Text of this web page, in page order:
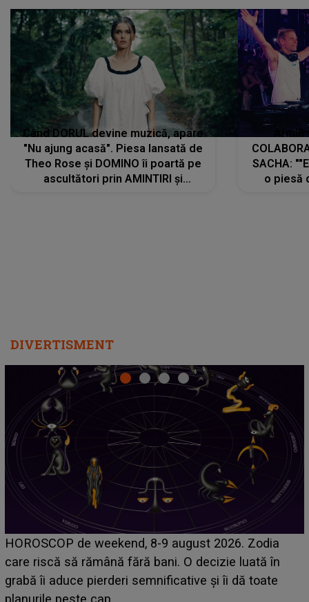
Când DORUL devine muzică, apare
"Nu ajung acasă". Piesa lansată de
Theo Rose și DOMINO îi poartă pe
ascultători prin AMINTIRI și
SACHA:
o piesă
DIVERTISMENT
Emanuel a ținut ACEST DETALIU ASCUNS până
acum! În fața Alexandrei, concurentul din Casa Iubirii
face o MĂRTURISIRE NEAȘTEPTATĂ despre mama
sa: "I-am spus și ei în față, eu nu te iubesc pentru